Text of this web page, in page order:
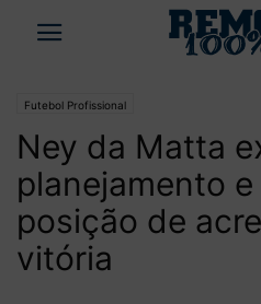
Futebol Profissional
Ney da Matta
planejamento
posição de
vitória